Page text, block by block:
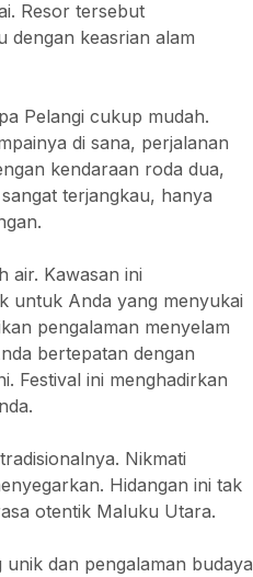
Resor tersebut
dengan keasrian alam
Pelangi cukup mudah.
di sana, perjalanan
kendaraan roda dua,
terjangkau, hanya
air. Kawasan ini
untuk Anda yang menyukai
pengalaman menyelam
bertepatan dengan
Festival ini menghadirkan
Nikmati
Hidangan ini tak
otentik Maluku Utara.
dan pengalaman budaya